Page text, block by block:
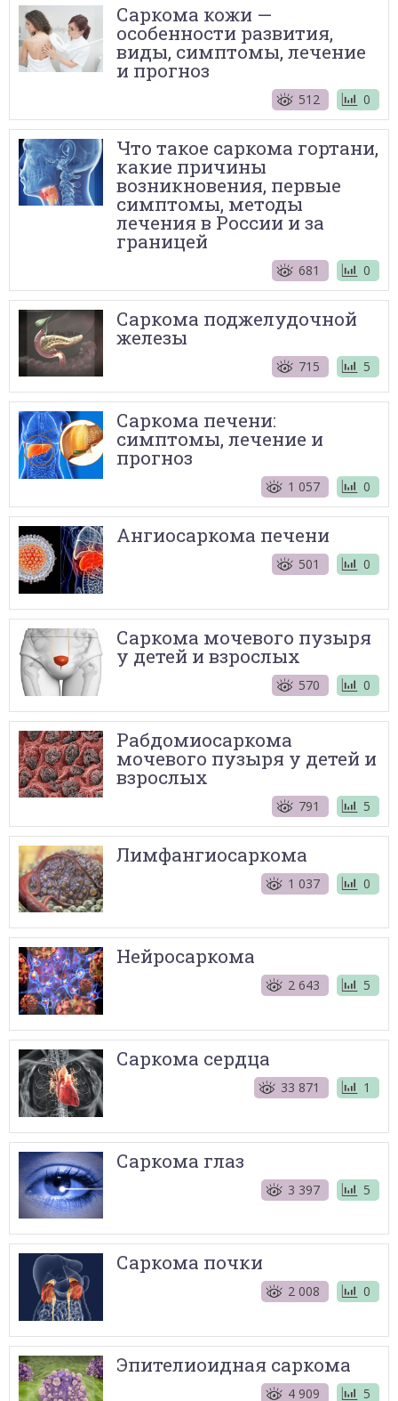
Саркома кожи —
особенности развития,
виды, симптомы, лечение
и прогноз
512 0
Что такое саркома гортани,
какие причины
возникновения, первые
симптомы, методы
лечения в России и за
границей
681 0
Саркома поджелудочной
железы
715 5
Саркома печени:
симптомы, лечение и
прогноз
1 057 0
Ангиосаркома печени
501 0
Саркома мочевого пузыря
у детей и взрослых
570 0
Рабдомиосаркома
мочевого пузыря у детей и
взрослых
791 5
Лимфангиосаркома
1 037 0
Нейросаркома
2 643 5
Саркома сердца
33 871 1
Саркома глаз
3 397 5
Саркома почки
2 008 0
Эпителиоидная саркома
4 909 5